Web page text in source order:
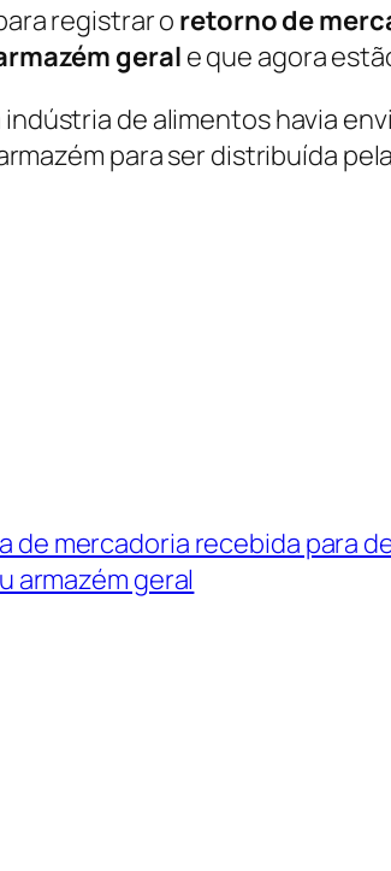
registrar o retorno de
geral e que agora
indústria de alimentos havia
para ser distribuída
de mercadoria recebida para
armazém geral